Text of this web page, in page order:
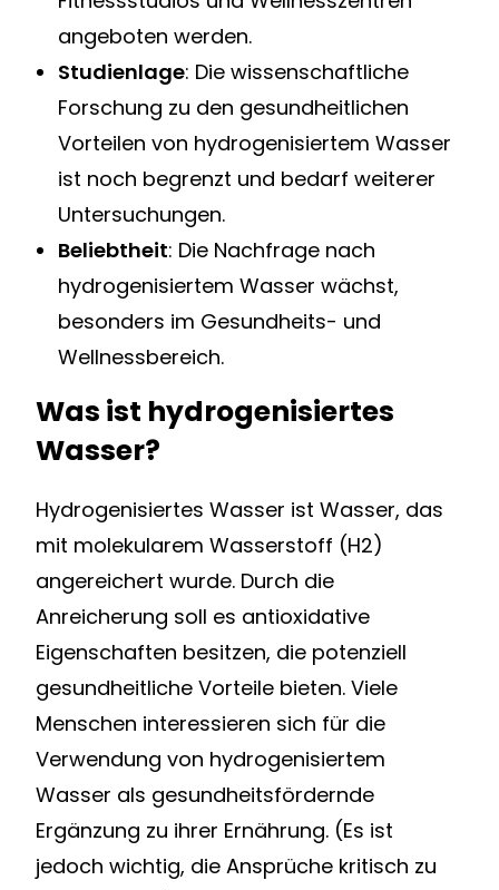
angeboten werden.
Studienlage: Die wissenschaftliche
Forschung zu den gesundheitlichen
Vorteilen von hydrogenisiertem Wasser
ist noch begrenzt und bedarf weiterer
Untersuchungen.
Beliebtheit: Die Nachfrage nach
hydrogenisiertem Wasser wächst,
besonders im Gesundheits- und
Wellnessbereich.
Was ist hydrogenisiertes
Wasser?
Hydrogenisiertes Wasser ist Wasser, das
mit molekularem Wasserstoff (H2)
angereichert wurde. Durch die
Anreicherung soll es antioxidative
Eigenschaften besitzen, die potenziell
gesundheitliche Vorteile bieten. Viele
Menschen interessieren sich für die
Verwendung von hydrogenisiertem
Wasser als gesundheitsfördernde
Ergänzung zu ihrer Ernährung. (Es ist
jedoch wichtig, die Ansprüche kritisch zu